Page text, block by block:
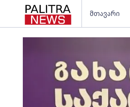
მთავარი